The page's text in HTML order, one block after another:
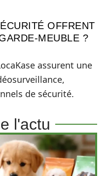
OFFRENT
MEUBLE ?
assurent une
de sécurité.
l'actu